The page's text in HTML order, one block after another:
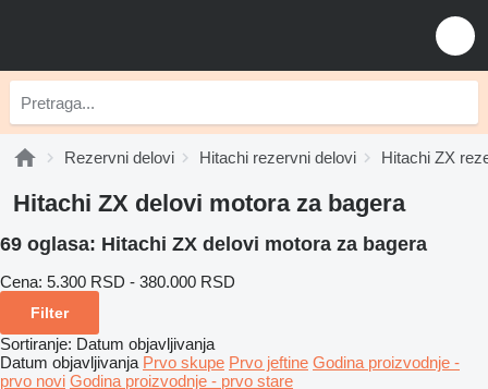
Rezervni delovi Hitachi rezervni delovi Hitachi ZX
Hitachi ZX delovi motora za bagerа
69 oglasa: Hitachi ZX delovi motora za bagerа
Cena: 5.300 RSD - 380.000 RSD
Filter
Sortiranje: Datum objavljivanja
Datum objavljivanja Prvo skupe Prvo jeftine Godina proizvodnje -
prvo novi Godina proizvodnje - prvo stare